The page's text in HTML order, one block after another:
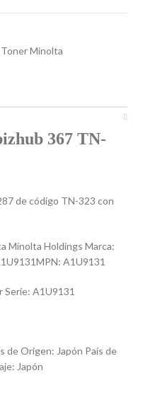
Toner Minolta
367 TN-
de código TN-323 con
Minolta Holdings Marca:
A1U9131
Serie: A1U9131
de Origen: Japón País de
Japón